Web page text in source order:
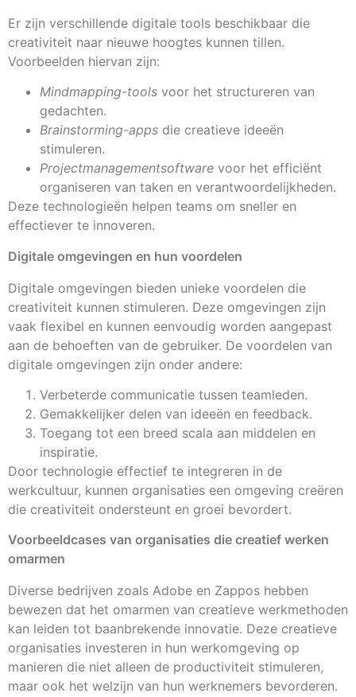
Er zijn verschillende digitale tools beschikbaar die
creativiteit naar nieuwe hoogtes kunnen tillen.
Voorbeelden hiervan zijn:
Mindmapping-tools voor het structureren van
gedachten.
Brainstorming-apps die creatieve ideeën
stimuleren.
Projectmanagementsoftware voor het efficiënt
organiseren van taken en verantwoordelijkheden.
Deze technologieën helpen teams om sneller en
effectiever te innoveren.
Digitale omgevingen en hun voordelen
Digitale omgevingen bieden unieke voordelen die
creativiteit kunnen stimuleren. Deze omgevingen zijn
vaak flexibel en kunnen eenvoudig worden aangepast
aan de behoeften van de gebruiker. De voordelen van
digitale omgevingen zijn onder andere:
Verbeterde communicatie tussen teamleden.
Gemakkelijker delen van ideeën en feedback.
Toegang tot een breed scala aan middelen en
inspiratie.
Door technologie effectief te integreren in de
werkcultuur, kunnen organisaties een omgeving creëren
die creativiteit ondersteunt en groei bevordert.
Voorbeeldcases van organisaties die creatief werken
omarmen
Diverse bedrijven zoals Adobe en Zappos hebben
bewezen dat het omarmen van creatieve werkmethoden
kan leiden tot baanbrekende innovatie. Deze creatieve
organisaties investeren in hun werkomgeving op
manieren die niet alleen de productiviteit stimuleren,
maar ook het welzijn van hun werknemers bevorderen.